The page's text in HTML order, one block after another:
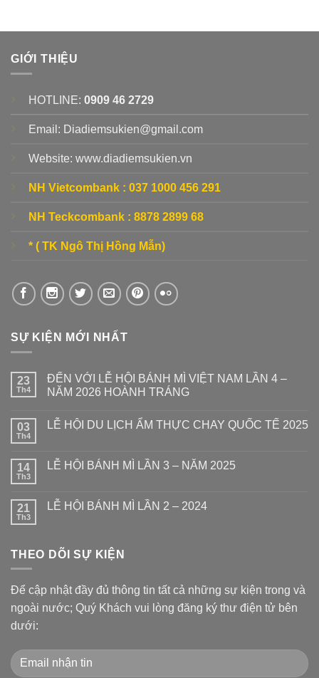
GIỚI THIỆU
HOTLINE: 0909 46 2729
Email: Diadiemsukien@gmail.com
Website: www.diadiemsukien.vn
NH Vietcombank : 037 1000 456 291
NH Teckcombank : 8878 2899 68
* ( TK Ngô Thị Hồng Mẫn)
SỰ KIỆN MỚI NHẤT
23
Th4
ĐẾN VỚI LỄ HỘI BÁNH MÌ VIỆT NAM LẦN 4 –
NĂM 2026 HOÀNH TRÁNG
03
Th4
LỄ HỘI DU LỊCH ẨM THỰC CHAY QUỐC TẾ 2025
14
Th3
LỄ HỘI BÁNH MÌ LẦN 3 – NĂM 2025
21
Th3
LỄ HỘI BÁNH MÌ LẦN 2 – 2024
THEO DÕI SỰ KIỆN
Để cập nhật đầy đủ thông tin tất cả những sự kiện trong và
ngoài nước; Quý Khách vui lòng đăng ký thư điện tử bên
dưới: